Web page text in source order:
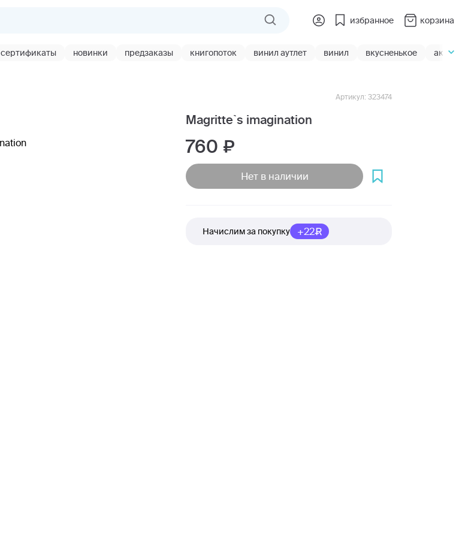
избранное корзина
сертификаты новинки предзаказы книгопоток винил аутлет винил вкусненькое акции
Magritte`s imagination
Артикул: 323474
760
Нет в наличии
Начислим за покупку +22